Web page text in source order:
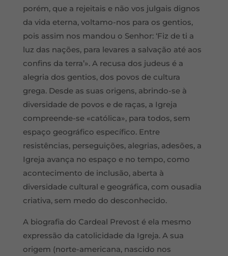
porém, que a rejeitais e não vos julgais dignos
da vida eterna, voltamo-nos para os gentios,
pois assim nos mandou o Senhor: ‘Fiz de ti a
luz das nações, para levares a salvação até aos
confins da terra’». A recusa dos judeus é a
alegria dos gentios, dos povos de cultura
grega. Desde as suas origens, abrindo-se à
diversidade de povos e de raças, a Igreja
compreende-se «católica», para todos, sem
espaço geográfico específico. Entre
resistências, perseguições, alegrias, adesões, a
Igreja avança no espaço e no tempo, como
acontecimento de inclusão, aberta à
diversidade cultural e geográfica, com ousadia
criativa, sem medo do desconhecido.
A biografia do Cardeal Prevost é ela mesmo
expressão da catolicidade da Igreja. A sua
origem (norte-americana, nascido nos